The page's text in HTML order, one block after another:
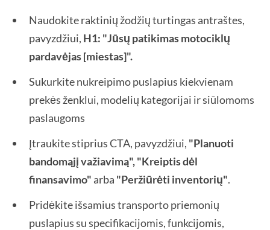
Naudokite raktinių žodžių turtingas antraštes,
pavyzdžiui, H1: "Jūsų patikimas motociklų
pardavėjas [miestas]".
Sukurkite nukreipimo puslapius kiekvienam
prekės ženklui, modelių kategorijai ir siūlomoms
paslaugoms
Įtraukite stiprius CTA, pavyzdžiui, "Planuoti
bandomąjį važiavimą", "Kreiptis dėl
finansavimo" arba "Peržiūrėti inventorių".
Pridėkite išsamius transporto priemonių
puslapius su specifikacijomis, funkcijomis,